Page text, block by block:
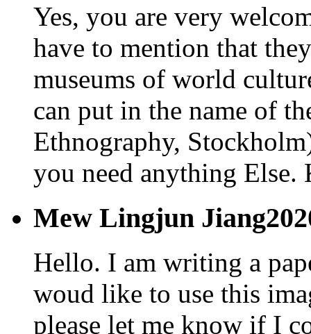
Yes, you are very
have to mention that
museums of world
can put in the name of
Ethnography,
you need anything Else.
Mew Lingjun Jiang
Hello. I am writing a
woud like to use this
please let me know if I